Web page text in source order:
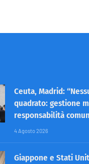
Ceuta, Madrid:
quadrato: gestione
responsabilità
4 Agosto 2026
Giappone e Stati